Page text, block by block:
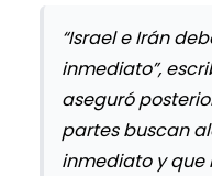
“Israel e Irán
inmediato”,
aseguró
partes buscan
inmediato y que